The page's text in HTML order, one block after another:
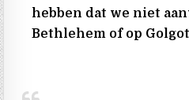
hebben dat we niet
Bethlehem of op